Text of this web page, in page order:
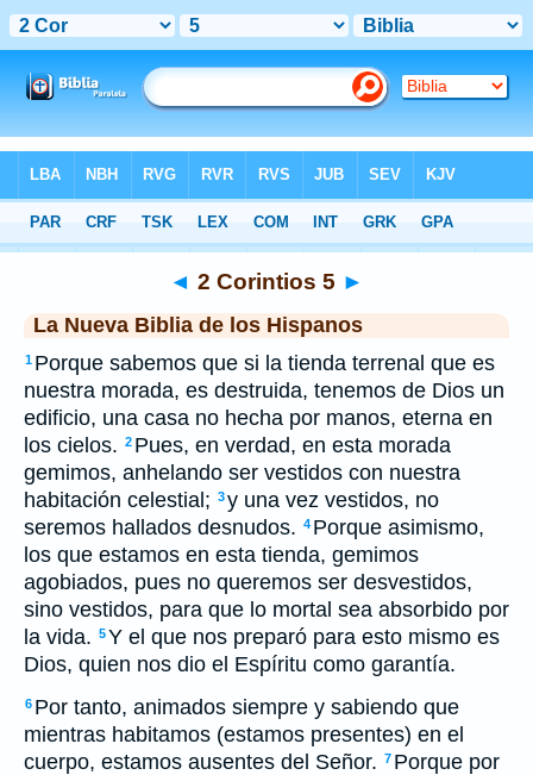
>NBLH > 2 Corintios 5
◄ 2 Corintios 5 ►
La Nueva Biblia de los Hispanos
1 Porque sabemos que si la tienda terrenal que es
nuestra morada, es destruida, tenemos de Dios un
edificio, una casa no hecha por manos, eterna en
los cielos. 2 Pues, en verdad, en esta morada
gemimos, anhelando ser vestidos con nuestra
habitación celestial; 3y una vez vestidos, no
seremos hallados desnudos. 4 Porque asimismo,
los que estamos en esta tienda, gemimos
agobiados, pues no queremos ser desvestidos,
sino vestidos, para que lo mortal sea absorbido por
la vida. 5Y el que nos preparó para esto mismo es
Dios, quien nos dio el Espíritu como garantía.
6 Por tanto, animados siempre y sabiendo que
mientras habitamos (estamos presentes) en el
cuerpo, estamos ausentes del Señor. 7 Porque por